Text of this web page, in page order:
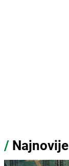
/ Najnovije